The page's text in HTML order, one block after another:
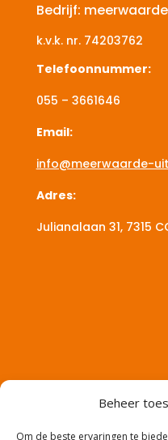
Beheer
Om de beste ervaringen te
Bedrijf:
k.v.k. nr.74203762
Telefoonnummer:
055 – 3661646
Email:
info@meerwaarde-
Adres:
Julianalaan 31, 7315